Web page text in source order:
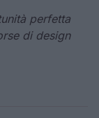
perfetta
di design